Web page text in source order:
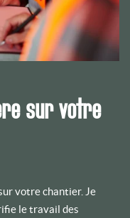
sur votre
votre chantier. Je
le travail des